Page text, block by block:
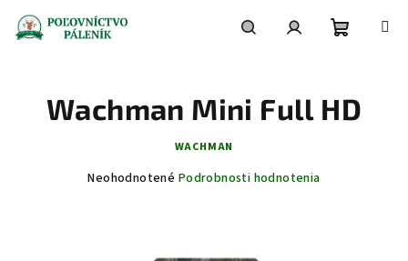
obsah
košík
Wachman Mini Full HD
WACHMAN
Priemerné
Neohodnotené Podrobnosti hodnotenia